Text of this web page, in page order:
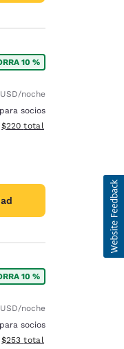
10 %
descuento:
USD/noche
socios
Ver detalles del total
$220 total
10 %
descuento:
USD/noche
socios
Ver detalles del total
$253 total